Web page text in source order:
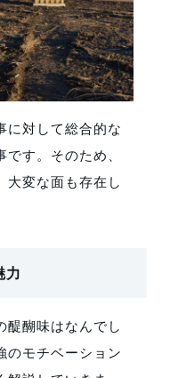
に対して総合的な
す。そのため、
大変な面も存在し
力
醍醐味はなんでし
のモチベーション